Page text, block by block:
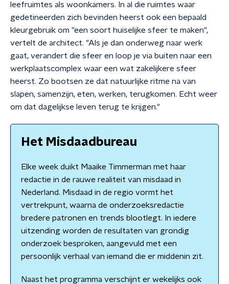
leefruimtes als woonkamers. In al die ruimtes waar
gedetineerden zich bevinden heerst ook een bepaald
kleurgebruik om "een soort huiselijke sfeer te maken",
vertelt de architect. "Als je dan onderweg naar werk
gaat, verandert die sfeer en loop je via buiten naar een
werkplaatscomplex waar een wat zakelijkere sfeer
heerst. Zo bootsen ze dat natuurlijke ritme na van
slapen, samenzijn, eten, werken, terugkomen. Echt weer
om dat dagelijkse leven terug te krijgen."
Het Misdaadbureau
Elke week duikt Maaike Timmerman met haar
redactie in de rauwe realiteit van misdaad in
Nederland. Misdaad in de regio vormt het
vertrekpunt, waarna de onderzoeksredactie
bredere patronen en trends blootlegt. In iedere
uitzending worden de resultaten van grondig
onderzoek besproken, aangevuld met een
persoonlijk verhaal van iemand die er middenin zit.
Naast het programma verschijnt er wekelijks ook